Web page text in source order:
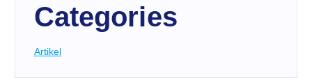
Categories
Artikel